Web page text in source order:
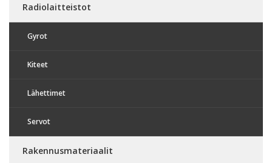
Radiolaitteistot
Gyrot
Kiteet
Lähettimet
Servot
Rakennusmateriaalit